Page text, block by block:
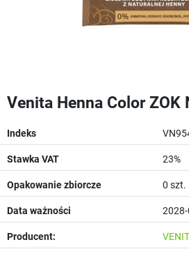
Venita Henna Color ZOK
Indeks
Stawka VAT 23%
Opakowanie zbiorcze 0 szt.
Data ważności
Producent: